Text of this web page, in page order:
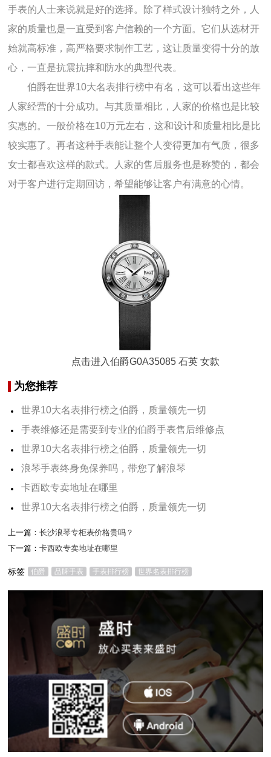
手表的人士来说就是好的选择。除了样式设计独特之外，人
家的质量也是一直受到客户信赖的一个方面。它们从选材开
始就高标准，高严格要求制作工艺，这让质量变得十分的放
心，一直是抗震抗摔和防水的典型代表。
伯爵在世界10大名表排行榜中有名，这可以看出这些年
人家经营的十分成功。与其质量相比，人家的价格也是比较
实惠的。一般价格在10万元左右，这和设计和质量相比是比
较实惠了。再者这种手表能让整个人变得更加有气质，很多
女士都喜欢这样的款式。人家的售后服务也是称赞的，都会
对于客户进行定期回访，希望能够让客户有满意的心情。
点击进入伯爵G0A35085 石英 女款
为您推荐
世界10大名表排行榜之伯爵，质量领先一切
手表维修还是需要到专业的伯爵手表售后维修点
世界10大名表排行榜之伯爵，质量领先一切
浪琴手表终身免保养吗，带您了解浪琴
卡西欧专卖地址在哪里
世界10大名表排行榜之伯爵，质量领先一切
上一篇：长沙浪琴专柜表价格贵吗？
下一篇：卡西欧专卖地址在哪里
标签 伯爵 品牌手表 手表排行榜 世界名表排行榜